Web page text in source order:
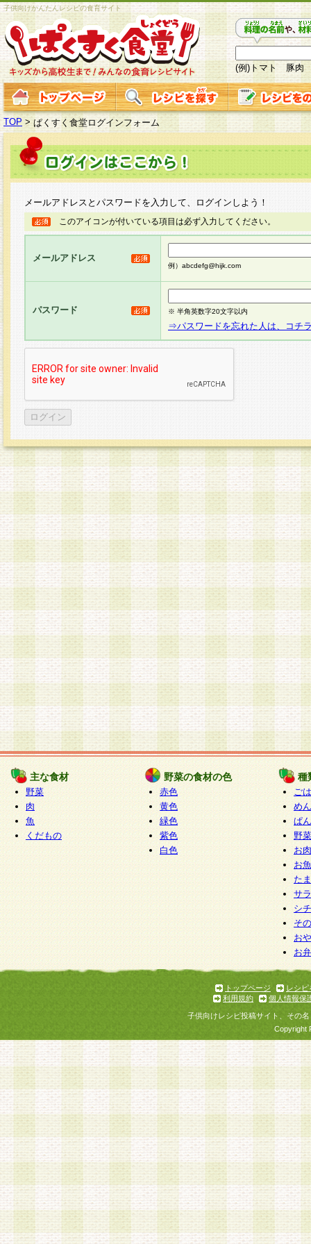
子供向けかんたんレシピの食育サイト
(例)トマト 豚肉
TOP > ぱくすく食堂ログインフォーム
メールアドレスとパスワードを入力して、ログインしよう！
このアイコンが付いている項目は必ず入力してください。
メールアドレス
例）abcdefg@hijk.com
パスワード ※ 半角英数字20文字以内
⇒パスワードを忘れた人は、コチ
主な食材
野菜
肉
魚
くだもの
野菜の食材の色
赤色
黄色
緑色
紫色
白色
種
ご
めん
ぱん
野
お
お
た
サ
シ
そ
お
お
トップページ
レシピ
利用規約
個人情報保
子供向けレシピ投稿サイト、その
Copyright